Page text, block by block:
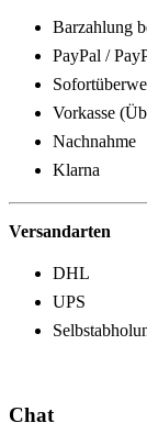
Barzahlung
PayPal /
Vorkasse
Nachnahme
Klarna
Versandarten
DHL
UPS
Chat